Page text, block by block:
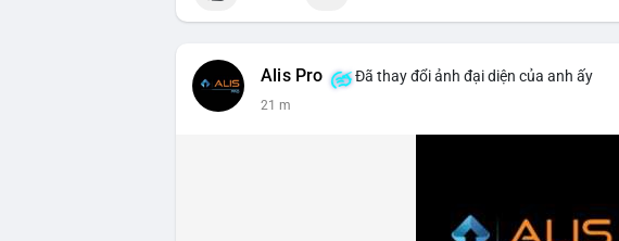
Lời khuyên ngắn gọn cho nhà đầu tư nhỏ lẻ.
#hashtag1
Alis Pro Đã thay đổi ảnh đại diện của anh ấy
21 m